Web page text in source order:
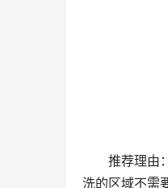
推荐理由：
洗的区域不需